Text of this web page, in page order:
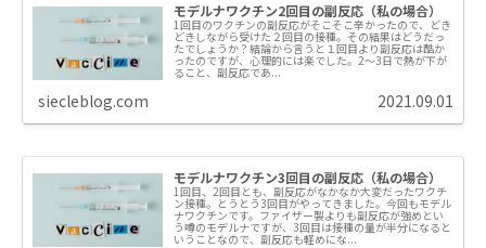
モデルナワクチン2回目の副反応（私の場合）
1回目のワクチンの副反応がそこそこ辛かったので、どき
どきしながら受けた２回目の接種。その結果はどうだっ
たでしょうか？結論から言うと１回目より副反応は酷か
ったのですが、心理的には楽でした。2～3日で熱が下が
ること、副反応であ...
siecleblog.com 2021.09.01
モデルナワクチン3回目の副反応（私の場合）
1回目、2回目とも、副反応がなかなか大変だったワクチ
ン接種。とうとう3回目がやってきました。今回もモデル
ナワクチンです。ファイザー製よりも副反応が強めとい
う噂のモデルナですが、3回目は接種の量が半分になると
いうことなので、副反応も軽めにな...